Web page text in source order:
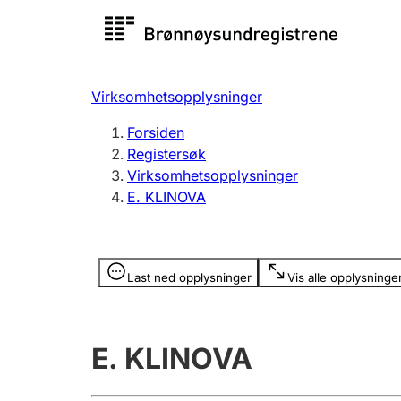
Registersøk
Registrere, endre, slette
Virksomhetsopplysninger
Forsiden
Registersøk
Virksomhetsopplysninger
E. KLINOVA
Last ned opplysninger Vis alle
Opplysninger er skjult
E. KLINOVA